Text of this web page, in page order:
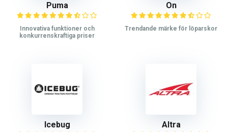
Puma
Innovativa funktioner och
konkurrenskraftiga priser
On
Trendande märke för löparskor
Icebug Altra